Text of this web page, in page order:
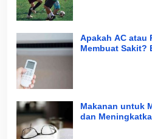
Apakah AC atau
Membuat Sakit?
Makanan untuk
dan